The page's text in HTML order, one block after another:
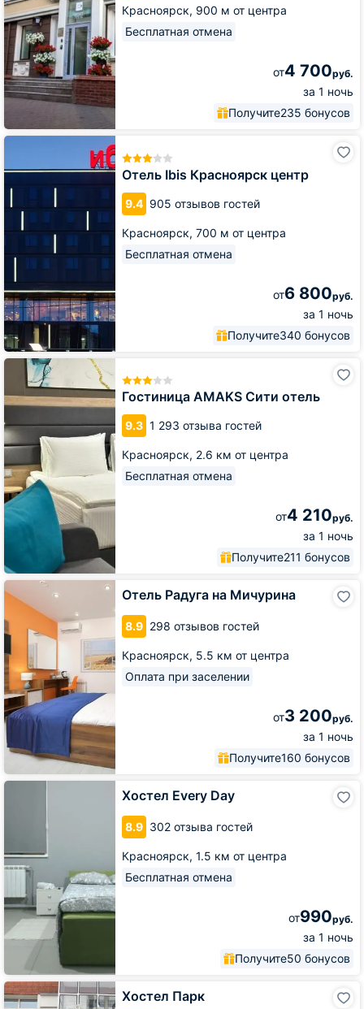
Красноярск, 900 м от центра
Бесплатная отмена
от4 700руб.
за 1 ночь
Получите235 бонусов
Отель Ibis Красноярск центр
9.4 905 отзывов гостей
Красноярск, 700 м от центра
Бесплатная отмена
от6 800руб.
за 1 ночь
Получите340 бонусов
Отель
Красноярск
центр
Гостиница AMAKS Сити отель
9.3 1 293 отзыва гостей
Красноярск, 2.6 км от центра
Бесплатная отмена
от4 210руб.
за 1 ночь
Получите211 бонусов
Гостиница
AMAKS
Сити
отель
Отель Радуга на Мичурина
8.9 298 отзывов гостей
Красноярск, 5.5 км от центра
Оплата при заселении
от3 200руб.
за 1 ночь
Получите160 бонусов
Отель
Радуга
на
Мичурина
Хостел Every Day
8.9 302 отзыва гостей
Красноярск, 1.5 км от центра
Бесплатная отмена
от990руб.
за 1 ночь
Получите50 бонусов
Хостел
Хостел Парк
Хостел
Парк